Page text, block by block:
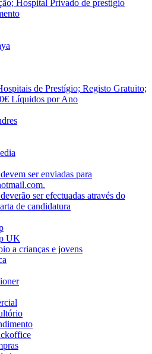
Hospital Privado de prestígio
de Prestígio; Registo Gratuito;
Líquidos por Ano
ser enviadas para
ser efectuadas através do
de candidatura
UK
a crianças e jovens